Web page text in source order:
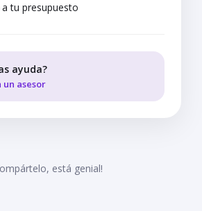
tu presupuesto
ayuda?
un asesor
está genial!